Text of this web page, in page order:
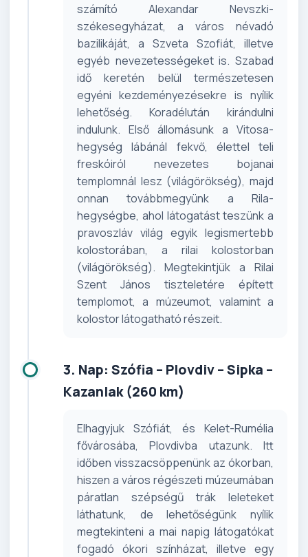
számító Alexandar Nevszki-
székesegyházat, a város névadó
bazilikáját, a Szveta Szofiát, illetve
egyéb nevezetességeket is. Szabad
idő keretén belül természetesen
egyéni kezdeményezésekre is nyílik
lehetőség. Koradélután kirándulni
indulunk. Első állomásunk a Vitosa-
hegység lábánál fekvő, élettel teli
freskóiról nevezetes bojanai
templomnál lesz (világörökség), majd
onnan továbbmegyünk a Rila-
hegységbe, ahol látogatást teszünk a
pravoszláv világ egyik legismertebb
kolostorában, a rilai kolostorban
(világörökség). Megtekintjük a Rilai
Szent János tiszteletére épített
templomot, a múzeumot, valamint a
kolostor látogatható részeit.
3. Nap: Szófia – Plovdiv – Sipka –
Kazanlak (260 km)
Elhagyjuk Szófiát, és Kelet-Rumélia
fővárosába, Plovdivba utazunk. Itt
időben visszacsöppenünk az ókorban,
hiszen a város régészeti múzeumában
páratlan szépségű trák leleteket
láthatunk, de lehetőségünk nyílik
megtekinteni a mai napig látogatókat
fogadó ókori színházat, illetve egy